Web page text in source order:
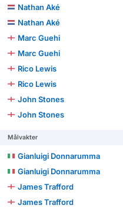
Nathan Aké
Nathan Aké
Marc Guehi
Marc Guehi
Rico Lewis
Rico Lewis
John Stones
John Stones
Målvakter
Gianluigi Donnarumma
Gianluigi Donnarumma
James Trafford
James Trafford